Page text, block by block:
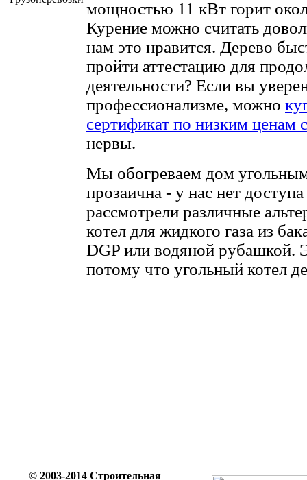
мощностью 11 кВт горит
Курение можно считать
нам это нравится. Дерево
пройти аттестацию для
деятельности? Если вы
профессионализме, можно
сертификат по низким ценам
нервы.
Мы обогреваем дом
прозаична - у нас нет
рассмотрели различные
котел для жидкого газа из
DGP или водяной рубашкой.
потому что угольный котел
© 2003-2014 Строительная